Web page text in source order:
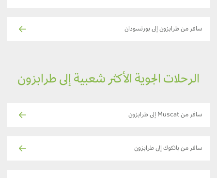
سافر من طرابزون إلى بورتسودان
الرحلات الجوية الأكثر شعبية إلى طرابزون
سافر من Muscat إلى طرابزون
سافر من بانكوك إلى طرابزون